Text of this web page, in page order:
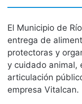
El Municipio de
entrega de
protectoras y
y cuidado animal,
articulación
empresa Vitalcan.